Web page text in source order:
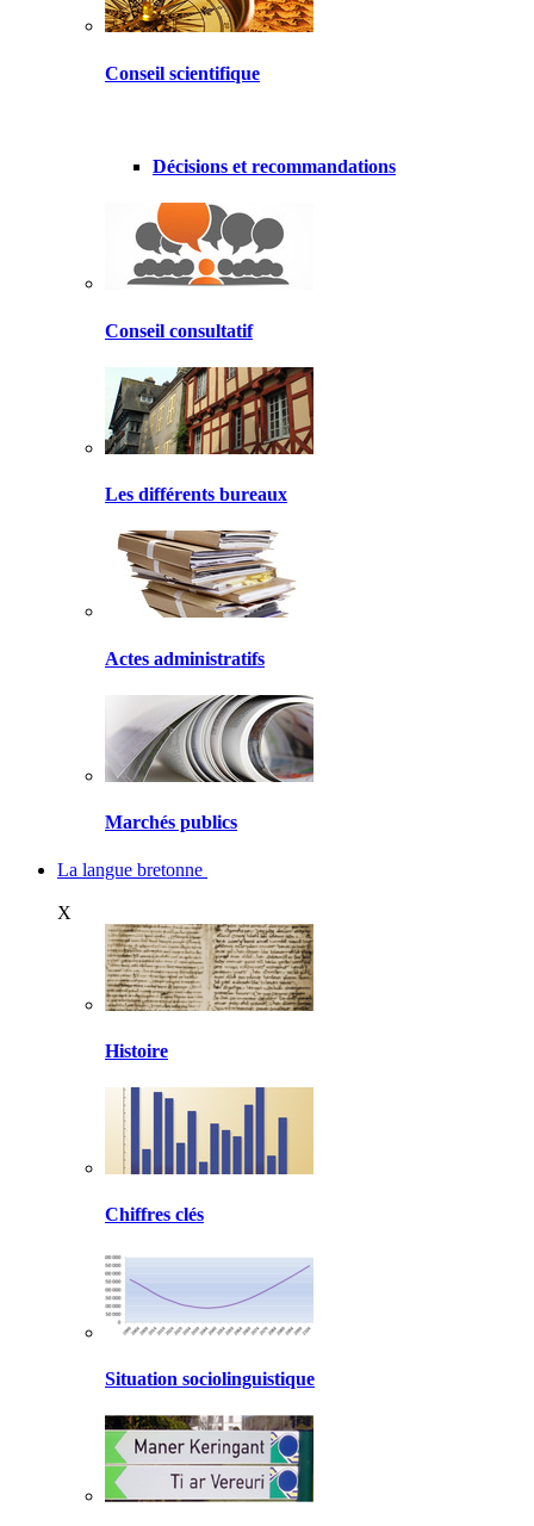
Conseil scientifique
Décisions et recommandations
Conseil consultatif
Les différents bureaux
Actes administratifs
Marchés publics
La langue bretonne
X
Histoire
Chiffres clés
Situation sociolinguistique